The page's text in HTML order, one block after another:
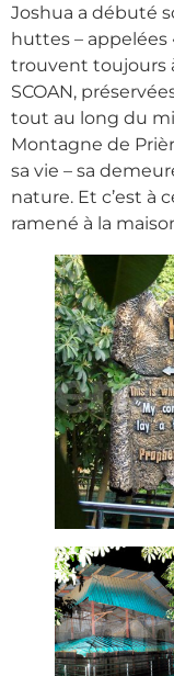
Joshua a débuté
huttes – appelées
trouvent toujours
SCOAN,
tout au long du
Montagne de
sa vie – sa
nature. Et c’est à
ramené à la